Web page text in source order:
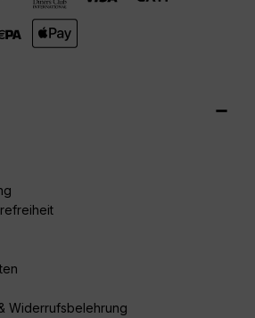
Widerrufsbelehrung